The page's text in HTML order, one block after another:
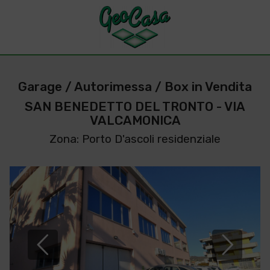
Garage / Autorimessa / Box in Vendita
SAN BENEDETTO DEL TRONTO - VIA
VALCAMONICA
Zona: Porto D'ascoli residenziale